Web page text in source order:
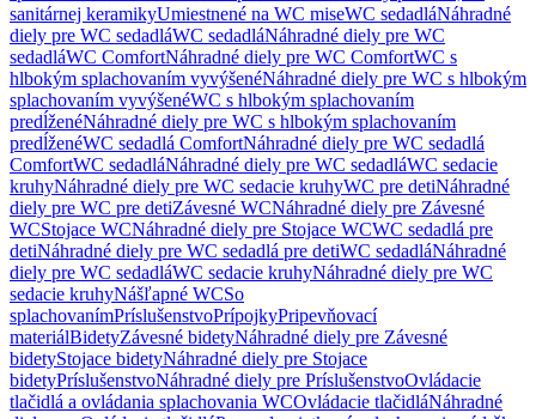
sanitárnej keramikyUmiestnené na WC miseWC sedadláNáhradné
diely pre WC sedadláWC sedadláNáhradné diely pre WC
sedadláWC ComfortNáhradné diely pre WC ComfortWC s
hlbokým splachovaním vyvýšenéNáhradné diely pre WC s hlbokým
splachovaním vyvýšenéWC s hlbokým splachovaním
predĺženéNáhradné diely pre WC s hlbokým splachovaním
predĺženéWC sedadlá ComfortNáhradné diely pre WC sedadlá
ComfortWC sedadláNáhradné diely pre WC sedadláWC sedacie
kruhyNáhradné diely pre WC sedacie kruhyWC pre detiNáhradné
diely pre WC pre detiZávesné WCNáhradné diely pre Závesné
WCStojace WCNáhradné diely pre Stojace WCWC sedadlá pre
detiNáhradné diely pre WC sedadlá pre detiWC sedadláNáhradné
diely pre WC sedadláWC sedacie kruhyNáhradné diely pre WC
sedacie kruhyNášľapné WCSo
splachovanímPríslušenstvoPrípojkyPripevňovací
materiálBidetyZávesné bidetyNáhradné diely pre Závesné
bidetyStojace bidetyNáhradné diely pre Stojace
bidetyPríslušenstvoNáhradné diely pre PríslušenstvoOvládacie
tlačidlá a ovládania splachovania WCOvládacie tlačidláNáhradné